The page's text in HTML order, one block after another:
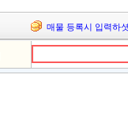
매물 등록시 입력하